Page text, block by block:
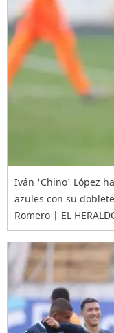
Iván 'Chino' López
azules con su
Romero | EL